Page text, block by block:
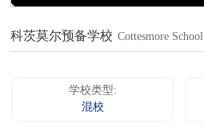
科茨莫尔预备学校 Cottesmore School
学校类型:
混校